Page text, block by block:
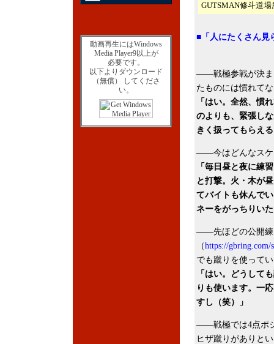
動画再生にはWindows
Media Player9以上が
必要です。
以下よりダウンロード
（無償） してくださ
い。
GUTSMAN修斗道場
■「人にたくさん見
――戦極参戦が決ま
たものには慣れて
「はい。全然、慣
のよりも、緊張し
きく扱ってもらえ
――今はどんなスケ
「毎日昼と夜に練
と打撃。火・木が
てバイトも休んで
ネーをがっちりい
――先ほどの公開練
（https://gbring.com/
でも蹴りを使って
「はい。どうして
りも使います。一
すし（笑）」
――戦極では4点ポ
ヒザ蹴りがありと